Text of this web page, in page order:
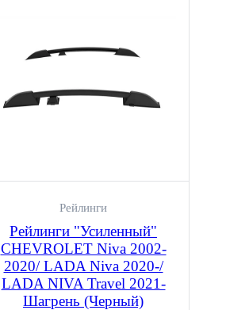
Рейлинги
Рейлинги "Усиленный"
CHEVROLET Niva 2002-
2020/ LADA Niva 2020-/
LADA NIVA Travel 2021-
Шагрень (Черный)